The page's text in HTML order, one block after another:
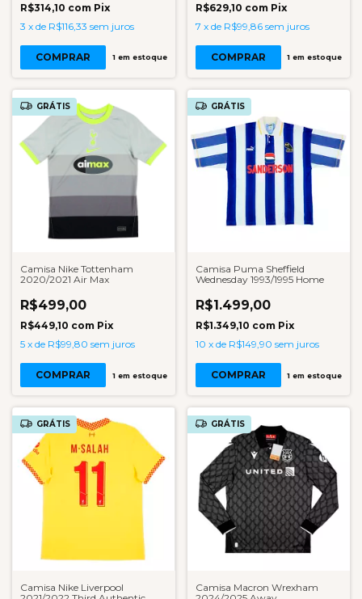
R$314,10 com Pix
3 x de R$116,33 sem juros
COMPRAR 1em estoque
R$629,10 com Pix
7 x de R$99,86 sem juros
COMPRAR 1 em estoque
GRÁTIS
Camisa Nike Tottenham
2020/2021 Air Max
R$499,00
R$449,10 com Pix
5 x de R$99,80 sem juros
COMPRAR 1em estoque
GRÁTIS
Camisa Puma Sheffield
Wednesday 1993/1995 Home
R$1.499,00
R$1.349,10 com Pix
10 x de R$149,90 sem juros
COMPRAR 1 em estoque
GRÁTIS
Camisa Nike Liverpool
GRÁTIS
Camisa Macron Wrexham